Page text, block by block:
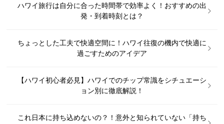
ハワイ旅行は自分に合った時間帯で効率よく！おすすめの出
発・到着時刻とは？
ちょっとした工夫で快適空間に！ハワイ往復の機内で快適に
過ごすためのアイデア
【ハワイ初心者必見】ハワイでのチップ常識をシチュエーシ
ョン別に徹底解説！
これ日本に持ち込めないの？！意外と知られていない「持ち